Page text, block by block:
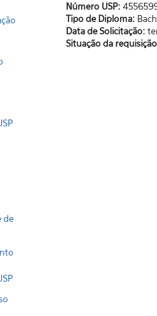
de
Número USP:
Tipo de Diploma:
Data de Solicitação:
Situação da